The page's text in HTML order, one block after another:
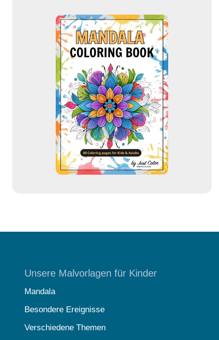
Unsere Malvorlagen für Kinder
Mandala
Besondere Ereignisse
Verschiedene Themen